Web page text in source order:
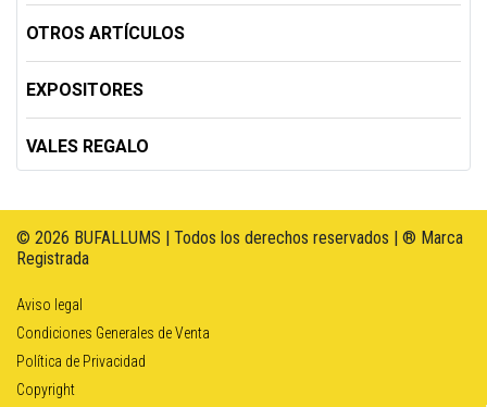
OTROS ARTÍCULOS
EXPOSITORES
VALES REGALO
© 2026 BUFALLUMS | Todos los derechos reservados | ® Marca
Registrada
Aviso legal
Condiciones Generales de Venta
Política de Privacidad
Copyright